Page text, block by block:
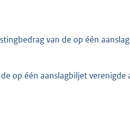
van de op één
op één aanslagbiljet verenigde